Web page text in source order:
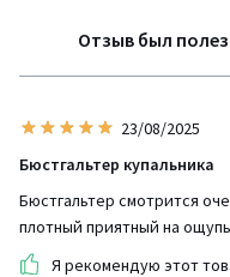
Отзыв был
23/08/2025
Бюстгальтер купальника
Бюстгальтер смотрится
плотный приятный на
Я рекомендую этот